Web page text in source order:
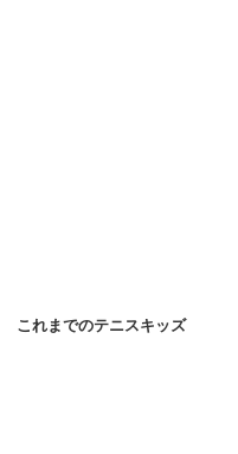
これまでのテニスキッズ